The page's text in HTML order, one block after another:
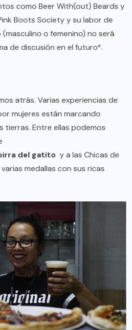
como Beer With(out) Beards y
Boots Society y su labor de
o femenino) no será
de discusión en el futuro*.
atrás. Varias experiencias de
mujeres están marcando
tierras. Entre ellas podemos
del gatito y a las Chicas de
medallas con sus ricas